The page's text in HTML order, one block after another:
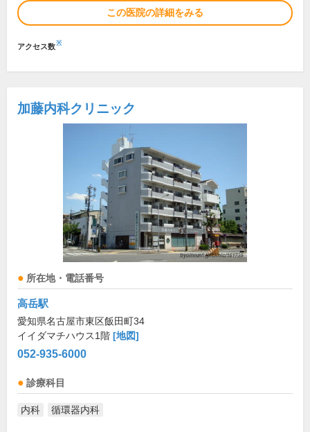
この医院の詳細をみる
アクセス数※
加藤内科クリニック
所在地・電話番号
高岳駅
愛知県名古屋市東区飯田町34
イイダマチハウス1階 [地図]
052-935-6000
診療科目
内科 循環器内科